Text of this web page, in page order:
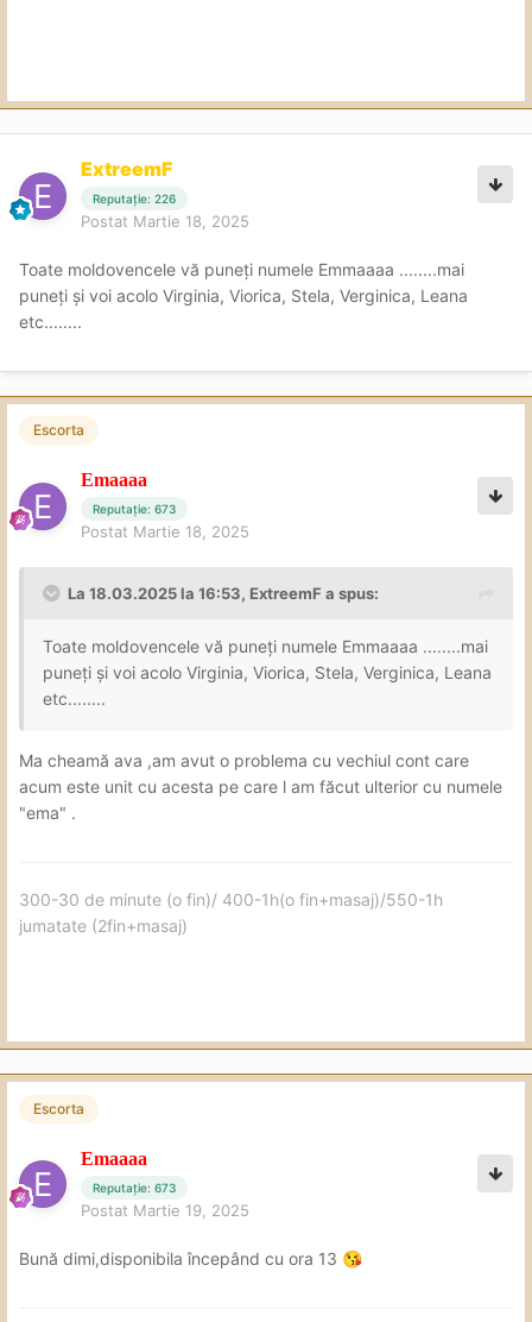
ExtreemF
Reputație: 226
Postat Martie 18, 2025
Toate moldovencele vă puneți numele Emmaaaa ........mai
puneți și voi acolo Virginia, Viorica, Stela, Verginica, Leana
etc........
Escorta
Emaaaa
Reputație: 673
Postat Martie 18, 2025
La 18.03.2025 la 16:53, ExtreemF a spus:
Toate moldovencele vă puneți numele Emmaaaa ........mai
puneți și voi acolo Virginia, Viorica, Stela, Verginica, Leana
etc........
Ma cheamă ava ,am avut o problema cu vechiul cont care
acum este unit cu acesta pe care l am făcut ulterior cu numele
"ema" .
300-30 de minute (o fin)/ 400-1h(o fin+masaj)/550-1h
jumatate (2fin+masaj)
Escorta
Emaaaa
Reputație: 673
Postat Martie 19, 2025
Bună dimi,disponibila începând cu ora 13 😘